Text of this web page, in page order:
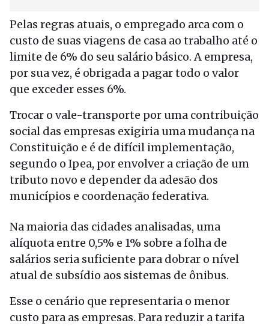
Pelas regras atuais, o empregado arca com o
custo de suas viagens de casa ao trabalho até o
limite de 6% do seu salário básico. A empresa,
por sua vez, é obrigada a pagar todo o valor
que exceder esses 6%.
Trocar o vale-transporte por uma contribuição
social das empresas exigiria uma mudança na
Constituição e é de difícil implementação,
segundo o Ipea, por envolver a criação de um
tributo novo e depender da adesão dos
municípios e coordenação federativa.
Na maioria das cidades analisadas, uma
alíquota entre 0,5% e 1% sobre a folha de
salários seria suficiente para dobrar o nível
atual de subsídio aos sistemas de ônibus.
Esse o cenário que representaria o menor
custo para as empresas. Para reduzir a tarifa